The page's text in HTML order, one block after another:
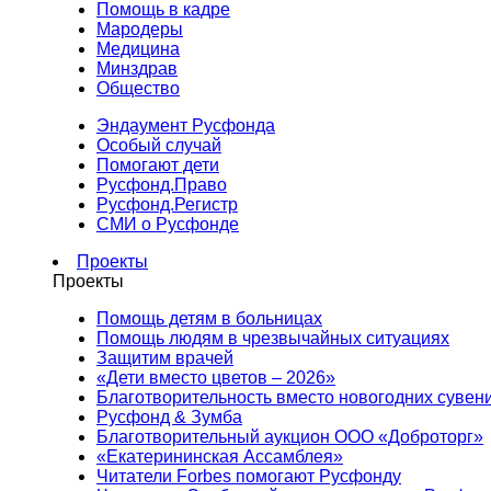
Помощь в кадре
Мародеры
Медицина
Минздрав
Общество
Эндаумент Русфонда
Особый случай
Помогают дети
Русфонд.Право
Русфонд.Регистр
СМИ о Русфонде
Проекты
Проекты
Помощь детям в больницах
Помощь людям в чрезвычайных ситуациях
Защитим врачей
«Дети вместо цветов – 2026»
Благотворительность вместо новогодних
Русфонд & Зумба
Благотворительный аукцион ООО «Доброторг»
«Екатерининская Ассамблея»
Читатели Forbes помогают Русфонду